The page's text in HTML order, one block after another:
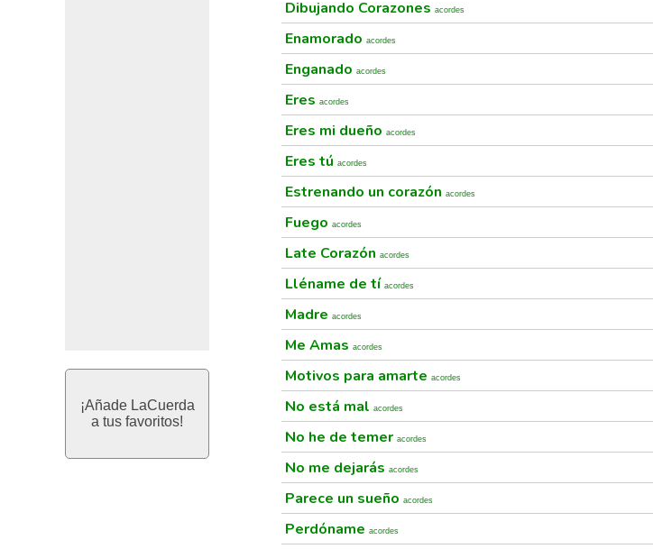
¡Añade LaCuerda
a tus favoritos!
Dibujando Corazones acordes
Enamorado acordes
Enganado acordes
Eres acordes
Eres mi dueño acordes
Eres tú acordes
Estrenando un corazón acordes
Fuego acordes
Late Corazón acordes
Lléname de tí acordes
Madre acordes
Me Amas acordes
Motivos para amarte acordes
No está mal acordes
No he de temer acordes
No me dejarás acordes
Parece un sueño acordes
Perdóname acordes